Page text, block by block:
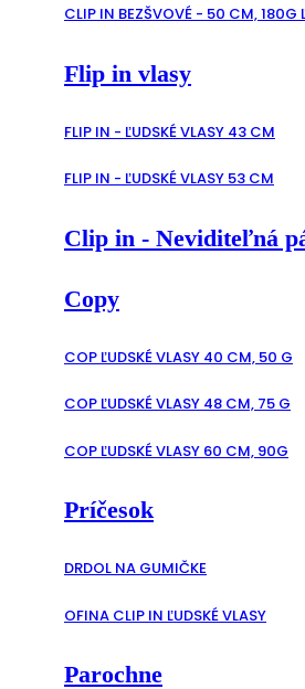
CLIP IN BEZŠVOVÉ - 50 CM, 180G
Flip in vlasy
FLIP IN - ĽUDSKÉ VLASY 43 CM
FLIP IN - ĽUDSKÉ VLASY 53 CM
Clip in - Neviditeľná
Copy
COP ĽUDSKÉ VLASY 40 CM, 50 G
COP ĽUDSKÉ VLASY 48 CM, 75 G
COP ĽUDSKÉ VLASY 60 CM, 90G
Príčesok
DRDOL NA GUMIČKE
OFINA CLIP IN ĽUDSKÉ VLASY
Parochne